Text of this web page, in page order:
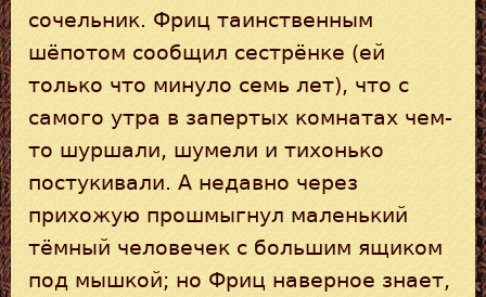
сочельник. Фриц таинственным
шёпотом сообщил сестрёнке (ей
только что минуло семь лет), что с
самого утра в запертых комнатах чем-
то шуршали, шумели и тихонько
постукивали. А недавно через
прихожую прошмыгнул маленький
тёмный человечек с большим ящиком
под мышкой; но Фриц наверное знает,